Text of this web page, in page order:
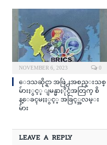
NOVEMBER 6, 2023 0
ေဒသဆိုင္ရာ အဖြဲ႕အစည္းသစ္
မ်ားႏွင့္ ျမန္မာႏိုင္ငံအတြက္ စိ
န္ေခၚမႈႏွင့္ အခြင့္အလမ္း
မ်ား
LEAVE A REPLY